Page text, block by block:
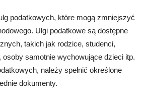
podatkowych, które mogą zmniejszyć
Ulgi podatkowe są dostępne
takich jak rodzice, studenci,
osoby samotnie wychowujące dzieci itp.
należy spełnić określone
dokumenty.